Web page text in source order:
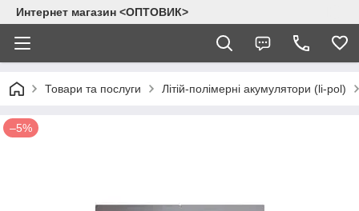
Интернет магазин <ОПТОВИК>
Товари та послуги Літій-полімерні акумулятори (li-pol)
–5%